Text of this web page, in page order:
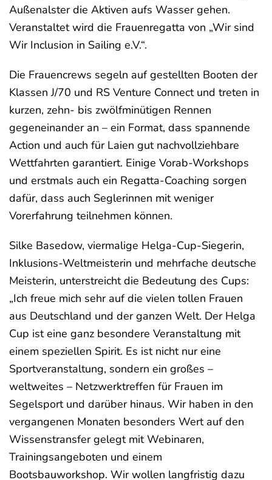
Außenalster die Aktiven aufs Wasser gehen.
Veranstaltet wird die Frauenregatta von „Wir sind
Wir Inclusion in Sailing e.V.“.
Die Frauencrews segeln auf gestellten Booten der
Klassen J/70 und RS Venture Connect und treten in
kurzen, zehn- bis zwölfminütigen Rennen
gegeneinander an – ein Format, dass spannende
Action und auch für Laien gut nachvollziehbare
Wettfahrten garantiert. Einige Vorab-Workshops
und erstmals auch ein Regatta-Coaching sorgen
dafür, dass auch Seglerinnen mit weniger
Vorerfahrung teilnehmen können.
Silke Basedow, viermalige Helga-Cup-Siegerin,
Inklusions-Weltmeisterin und mehrfache deutsche
Meisterin, unterstreicht die Bedeutung des Cups:
„Ich freue mich sehr auf die vielen tollen Frauen
aus Deutschland und der ganzen Welt. Der Helga
Cup ist eine ganz besondere Veranstaltung mit
einem speziellen Spirit. Es ist nicht nur eine
Sportveranstaltung, sondern ein großes –
weltweites – Netzwerktreffen für Frauen im
Segelsport und darüber hinaus. Wir haben in den
vergangenen Monaten besonders Wert auf den
Wissenstransfer gelegt mit Webinaren,
Trainingsangeboten und einem
Bootsbauworkshop. Wir wollen langfristig dazu